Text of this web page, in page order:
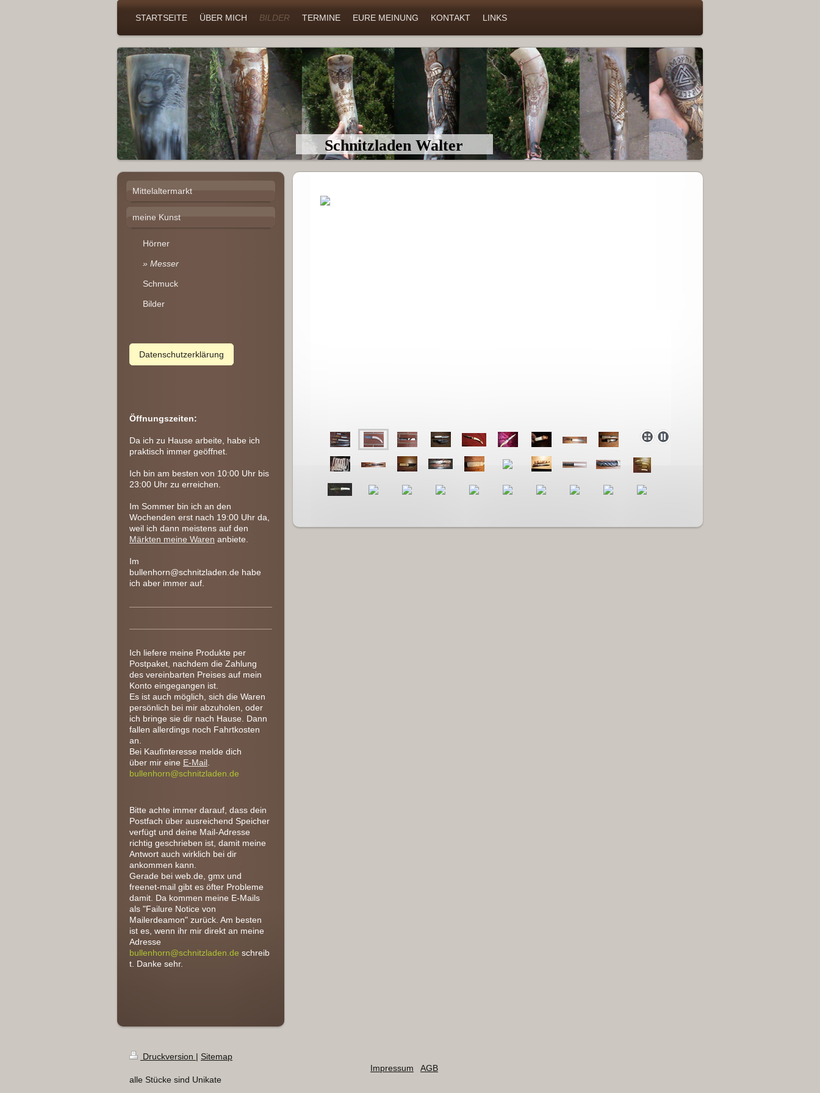
STARTSEITE ÜBER MICH BILDER TERMINE EURE MEINUNG KONTAKT LINKS
Schnitzladen Walter
Mittelaltermarkt
meine Kunst
Hörner
Messer
Schmuck
Bilder
Datenschutzerklärung
Öffnungszeiten:
Da ich zu Hause arbeite, habe ich
praktisch immer geöffnet.
Ich bin am besten von 10:00 Uhr bis
23:00 Uhr zu erreichen.
Im Sommer bin ich an den
Wochenden erst nach 19:00 Uhr da,
weil ich dann meistens auf den
Märkten meine Waren anbiete.
Im
bullenhorn@schnitzladen.de habe
ich aber immer auf.
Ich liefere meine Produkte per
Postpaket, nachdem die Zahlung
des vereinbarten Preises auf mein
Konto eingegangen ist.
Es ist auch möglich, sich die Waren
persönlich bei mir abzuholen, oder
ich bringe sie dir nach Hause. Dann
fallen allerdings noch Fahrtkosten
an.
Bei Kaufinteresse melde dich
über mir eine E-Mail
bullenhorn@schnitzladen.de
Bitte achte immer darauf, dass dein
Postfach über ausreichend Speicher
verfügt und deine Mail-Adresse
richtig geschrieben ist, damit meine
Antwort auch wirklich bei dir
ankommen kann.
Gerade bei web.de, gmx und
freenet-mail gibt es öfter Probleme
damit. Da kommen meine E-Mails
als "Failure Notice von
Mailerdeamon" zurück. Am besten
ist es, wenn ihr mir direkt an meine
Adresse
bullenhorn@schnitzladen.de schreib
t. Danke sehr.
Druckversion | Sitemap
Impressum
AGB
alle Stücke sind Unikate